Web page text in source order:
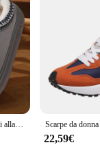
craftsmanship
has been updated
option for a casual
The slippers
for extended
comfortable fit.
Pantofole con plateau soffici alla moda per donna 2024 scarpe invernali in cotone caldo peluche donna comode pantofole da casa unisex antiscivolo
22,59€